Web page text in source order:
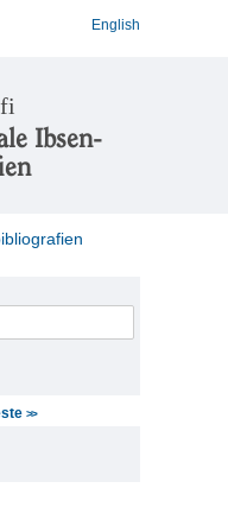
English
Ibsen-
>>